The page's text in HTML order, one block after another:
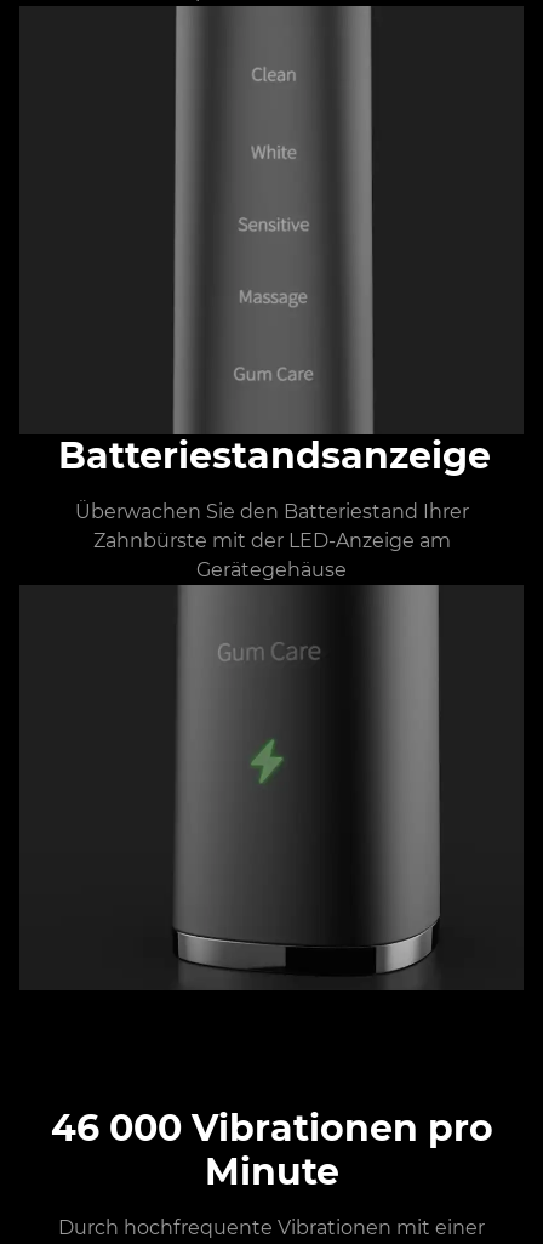
Batteriestandsanzeige
Überwachen Sie den Batteriestand Ihrer
Zahnbürste mit der LED-Anzeige am
Gerätegehäuse
46 000 Vibrationen pro
Minute
Durch hochfrequente Vibrationen mit einer